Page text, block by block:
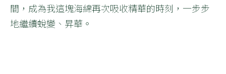
間，成為我這塊海綿再次吸收精華的時刻，一步步
地繼續蛻變、昇華。